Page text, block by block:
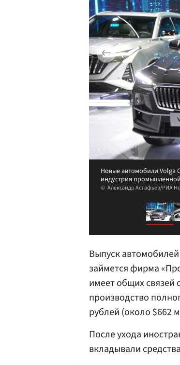
Новые автомобили Volga
индустрия
Александр Астафьев/РИА
Выпуск
займется фирма
имеет общих связей
производство
рублей (около $662
После ухода
вкладывали